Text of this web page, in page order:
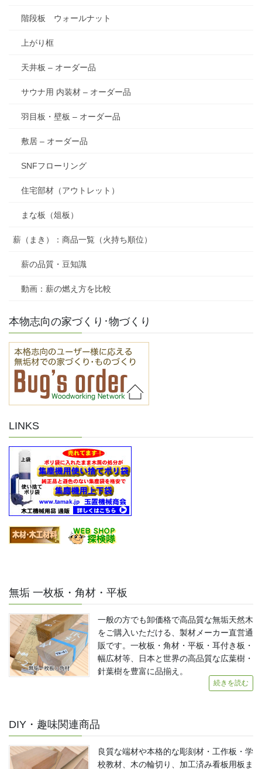
階段板 ウォールナット
上がり框
天井板 – オーダー品
サウナ用 内装材 – オーダー品
羽目板・壁板 – オーダー品
敷居 – オーダー品
SNFフローリング
住宅部材（アウトレット）
まな板（俎板）
薪（まき）：商品一覧（火持ち順位）
薪の品質・豆知識
動画：薪の燃え方を比較
本物志向の家づくり･物づくり
LINKS
無垢 一枚板・角材・平板
一般の方でも卸価格で高品質な無垢天然木
をご購入いただける、製材メーカー直営通
販です。一枚板・角材・平板・耳付き板・
幅広材等、日本と世界の高品質な広葉樹・
針葉樹を豊富に品揃え。
続きを読む
DIY・趣味関連商品
良質な端材や本格的な彫刻材・工作板・学
校教材、木の輪切り、加工済み看板用板ま